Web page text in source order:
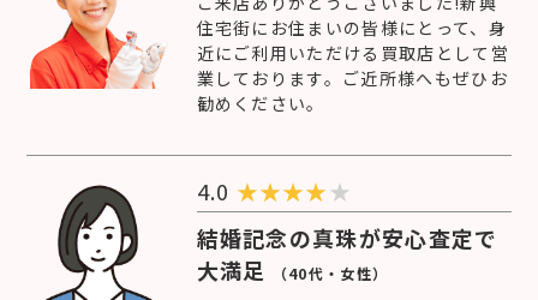
住宅街にお住まいの皆様にとって、身
近にご利用いただける買取店として営
業しております。ご近所様へもぜひお
勧めください。
4.0 ★★★★★
結婚記念の真珠が安心査定で
大満足
（40代・女性）